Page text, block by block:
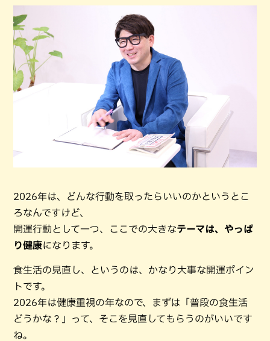
2026年は、どんな行動を取ったらいいのかというとこ
ろなんですけど、
開運行動として一つ、ここでの大きなテーマは、やっぱ
り健康になります。
食生活の見直し、というのは、かなり大事な開運ポイン
トです。
2026年は健康重視の年なので、まずは「普段の食生活
どうかな？」って、そこを見直してもらうのがいいです
ね。